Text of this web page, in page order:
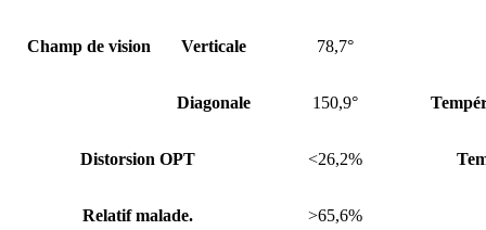
Champ de vision Verticale 78,7°
Diagonale 150,9°
Distorsion OPT <26,2%
Relatif malade. >65,6%